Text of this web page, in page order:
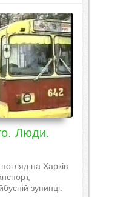
Люди.
на Харків
зупинці.